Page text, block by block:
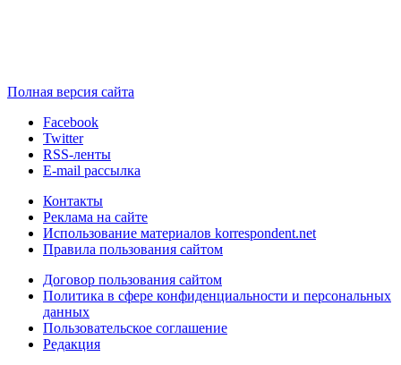
Полная версия сайта
Facebook
Twitter
RSS-ленты
E-mail рассылка
Контакты
Реклама на сайте
Использование материалов korrespondent.net
Правила пользования сайтом
Договор пользования сайтом
Политика в сфере конфиденциальности и персональных
данных
Пользовательское соглашение
Редакция